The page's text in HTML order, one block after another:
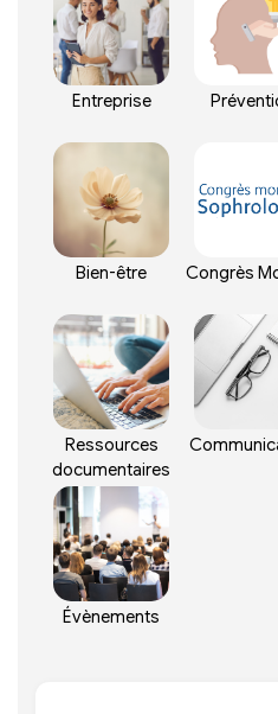
Entreprise
Bien-être Congrès
Ressources
documentaires
Évènements